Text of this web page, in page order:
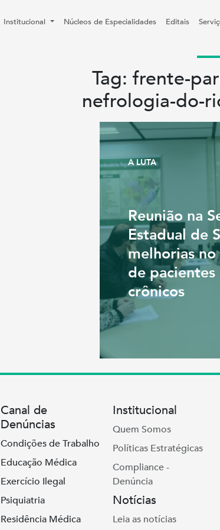
Institucional Núcleos de Especialidades Editais
Tag: frente-
nefrologia-do-
A LUTA
Reunião na
Estadual de
melhorias
de pacientes
crônicos
Canal de
Denúncias
Condições de Trabalho
Educação Médica
Exercício Ilegal
Psiquiatria
Residência Médica
Institucional
Quem Somos
Políticas Estratégicas
Compliance -
Denúncia
Notícias
Leia as notícias